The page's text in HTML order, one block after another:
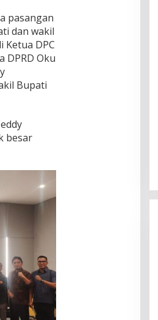
pasangan
dan wakil
Ketua DPC
DPRD Oku
Bupati
besar